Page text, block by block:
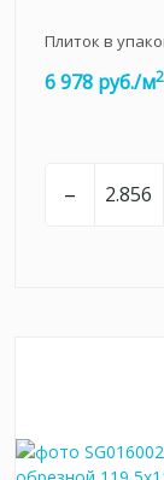
Плиток в
6 978 руб./м2
–